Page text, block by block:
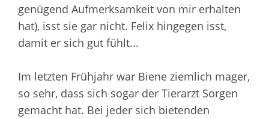
genügend Aufmerksamkeit von mir erhalten
hat), isst sie gar nicht. Felix hingegen isst,
damit er sich gut fühlt...
Im letzten Frühjahr war Biene ziemlich mager,
so sehr, dass sich sogar der Tierarzt Sorgen
gemacht hat. Bei jeder sich bietenden